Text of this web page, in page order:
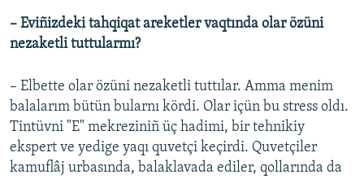
– Eviñizdeki tahqiqat areketler vaqtında olar özüni
nezaketli tuttularmı?
– Elbette olar özüni nezaketli tuttılar. Amma menim
balalarım bütün bularnı kördi. Olar içün bu stress oldı.
Tintüvni "E" mekreziniñ üç hadimi, bir tehnikiy
ekspert ve yedige yaqı quvetçi keçirdi. Quvetçiler
kamuflâj urbasında, balaklavada ediler, qollarında da